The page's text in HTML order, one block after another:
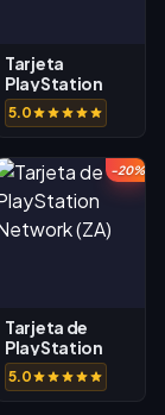
Tarjeta
PlayStation
Network (BR)
5.0
-20%
Tarjeta de
PlayStation
Network (ZA)
5.0